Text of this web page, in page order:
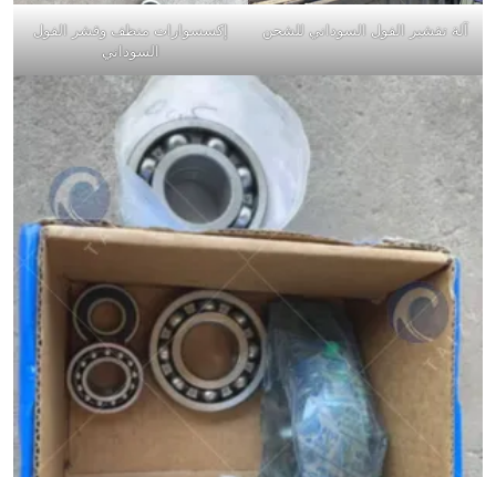
آلة تقشير الفول السوداني للشحن
إكسسوارات منظف وقشر الفول
السوداني